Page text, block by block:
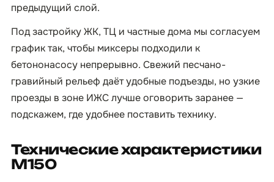
предыдущий слой.
Под застройку ЖК, ТЦ и частные дома мы согласуем
график так, чтобы миксеры подходили к
бетононасосу непрерывно. Свежий песчано-
гравийный рельеф даёт удобные подъезды, но узкие
проезды в зоне ИЖС лучше оговорить заранее —
подскажем, где удобнее поставить технику.
Технические характеристики
М150